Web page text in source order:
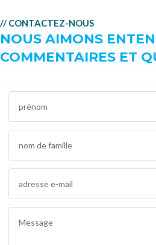
// CONTACTEZ-NOUS
NOUS AIMONS
COMMENTAIRES ET